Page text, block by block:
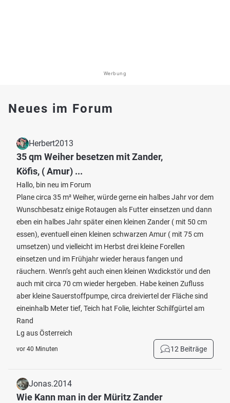
Werbung
Neues im Forum
Herbert2013
35 qm Weiher besetzen mit Zander,
Köfis, ( Amur) ...
Hallo, bin neu im Forum
Plane circa 35 m² Weiher, würde gerne ein halbes Jahr vor dem
Wunschbesatz einige Rotaugen als Futter einsetzen und dann
eben ein halbes Jahr später einen kleinen Zander ( mit 50 cm
essen), eventuell einen kleinen schwarzen Amur ( mit 75 cm
umsetzen) und vielleicht im Herbst drei kleine Forellen
einsetzen und im Frühjahr wieder heraus fangen und
räuchern. Wenn’s geht auch einen kleinen Wxdickstör und den
auch mit circa 70 cm wieder hergeben. Habe keinen Zufluss
aber kleine Sauerstoffpumpe, circa dreiviertel der Fläche sind
eineinhalb Meter tief, Teich hat Folie, leichter Schilfgürtel am
Rand
Lg aus Österreich
vor 40 Minuten 12 Beiträge
Jonas.2014
Wie Kann man in der Müritz Zander